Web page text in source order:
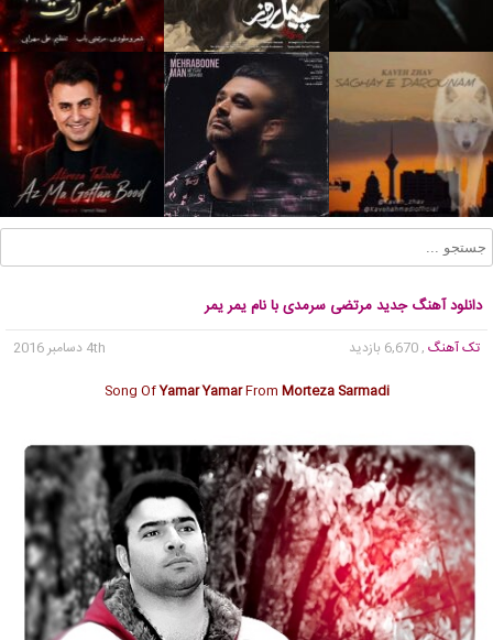
دانلود آهنگ جدید مرتضی سرمدی با نام یمر یمر
تک آهنگ , 6,670 بازدید
4th دسامبر 2016
Song OfYamar YamarFrom Morteza Sarmadi